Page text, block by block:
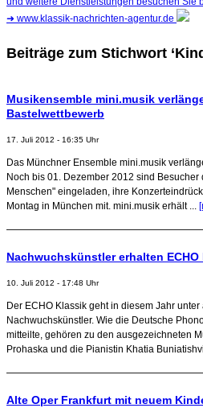
➜ www.klassik-nachrichten-agentur.de
Beiträge zum Stichwort
Musikensemble mini.musik
Bastelwettbewerb
17. Juli 2012 - 16:35 Uhr
Das Münchner Ensemble mini.musik
Noch bis 01. Dezember 2012 sind
Menschen" eingeladen, ihre
Montag in München mit. mini.musik erhält ...
Nachwuchskünstler erhalten ECHO
10. Juli 2012 - 17:48 Uhr
Der ECHO Klassik geht in diesem Jahr
Nachwuchskünstler. Wie die Deutsche
mitteilte, gehören zu den ausgezeichneten
Prohaska und die Pianistin Khatia
Alte Oper Frankfurt mit neuem